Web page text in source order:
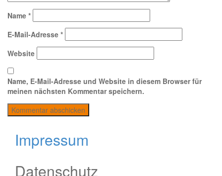
Name *
E-Mail-Adresse *
Website
Name, E-Mail-Adresse und Website in diesem Browser für
meinen nächsten Kommentar speichern.
Impressum
Datenschutz